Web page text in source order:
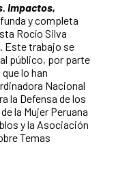
Impactos,
y completa
Rocío Silva
Este trabajo se
público, por parte
lo han
Nacional
la Defensa de los
la Mujer Peruana
y la Asociación
Temas